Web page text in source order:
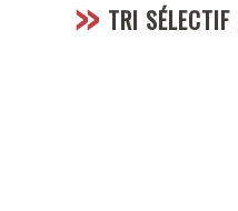
TRI SÉLECTIF